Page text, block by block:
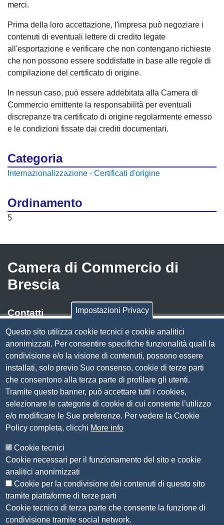
merci.
Prima della loro accettazione, l'impresa può negoziare i
contenuti di eventuali lettere di credito legate
all'esportazione e verificare che non contengano richieste
che non possono essere soddisfatte in base alle regole di
compilazione del certificato di origine.
In nessun caso, può essere addebitata alla Camera di
Commercio emittente la responsabilità per eventuali
discrepanze tra certificato di origine regolarmente emesso
e le condizioni fissate dai crediti documentari.
Categoria
Internazionalizzazione - Certificati d'origine
Ordinamento
5
Camera di Commercio di
Brescia
Contatti
Via Luigi Einaudi, 23, 25121 Brescia BS
Tel. 030 37251
PECcamera.brescia@bs.legalmail.camcom.it
P.IVA 00859790172
C.F. 80013870177
Contatti
Amministrazione Trasparente
Organizzazione
Bandi di concorso
Bandi di gara e contratti
Provvedimenti
Attività e procedimenti
Seguici su
Impostazioni Privacy
Questo sito utilizza cookie tecnici e cookie analitici
anonimizzati. Per consentire specifiche funzionalità quali la
condivisione e/o la visione di contenuti, possono essere
installati, solo previo Suo consenso, cookie di terze parti
che consentono alla terza parte di profilare gli utenti.
Tramite questo banner, può accettare tutti i cookies,
selezionare le categorie di cookie di cui consente l’utilizzo
e/o modificare le Sue preferenze. Per vedere la Cookie
Policy completa, clicchi More info
Cookie tecnici
Cookie necessari per il funzionamento del sito e cookie
analitici anonimizzati
Cookie per la condivisione dei contenuti di questo sito
tramite piattaforme di terze parti
Cookie tecnico di terza parte che consente la funzione di
condivisione tramite social network.